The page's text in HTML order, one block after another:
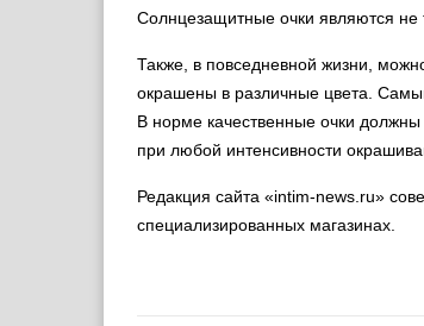
Солнцезащитные очки являются
Также, в повседневной жизни,
окрашены в различные цвета.
В норме качественные очки
при любой интенсивности
Редакция сайта «intim-news.ru»
специализированных магазинах.